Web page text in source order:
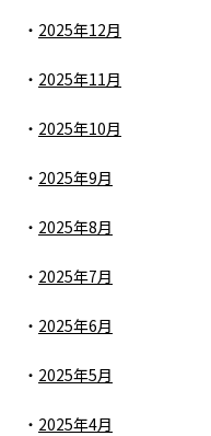
2025年12月
2025年11月
2025年10月
2025年9月
2025年8月
2025年7月
2025年6月
2025年5月
2025年4月